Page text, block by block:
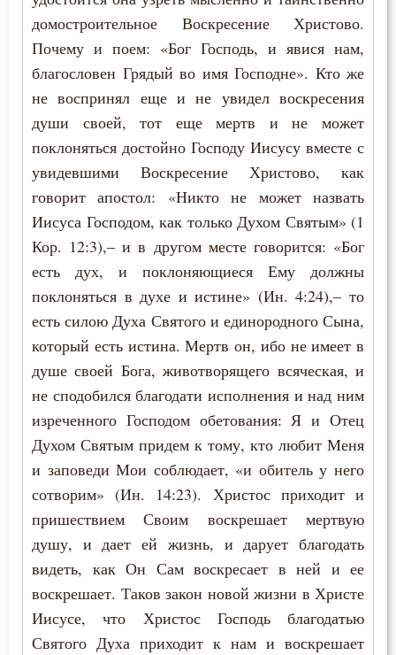
Душа
Еда
Естество
Животные
Жизнь вечная
Забота
Зависть
Загробная жизнь
Закон Божий
Заповеди
Зло
Искушение
Исповедь
Исправление
домостроительное Воскресение Христово.
Почему и поем: «Бог Господь, и явися нам,
благословен Грядый во имя Господне». Кто же
не воспринял еще и не увидел воскресения
души своей, тот еще мертв и не может
поклоняться достойно Господу Иисусу вместе с
увидевшими Воскресение Христово, как
говорит апостол: «Никто не может назвать
Иисуса Господом, как только Духом Святым» (1
Кор. 12:3),– и в другом месте говорится: «Бог
есть дух, и поклоняющиеся Ему должны
поклоняться в духе и истине» (Ин. 4:24),– то
есть силою Духа Святого и единородного Сына,
который есть истина. Мертв он, ибо не имеет в
душе своей Бога, животворящего всяческая, и
не сподобился благодати исполнения и над ним
изреченного Господом обетования: Я и Отец
Духом Святым придем к тому, кто любит Меня
и заповеди Мои соблюдает, «и обитель у него
сотворим» (Ин. 14:23). Христос приходит и
пришествием Своим воскрешает мертвую
душу, и дает ей жизнь, и дарует благодать
видеть, как Он Сам воскресает в ней и ее
воскрешает. Таков закон новой жизни в Христе
Иисусе, что Христос Господь благодатью
Святого Духа приходит к нам и воскрешает